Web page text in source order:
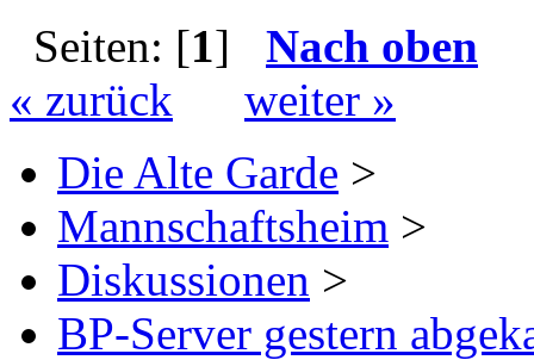
Seiten: [1] Nach oben
« zurück
weiter »
Die Alte Garde >
Mannschaftsheim >
Diskussionen >
BP-Server gestern